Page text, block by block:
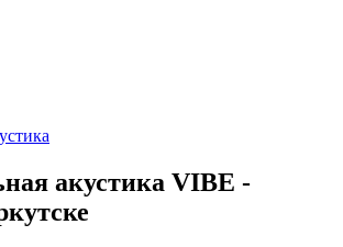
акустика VIBE -